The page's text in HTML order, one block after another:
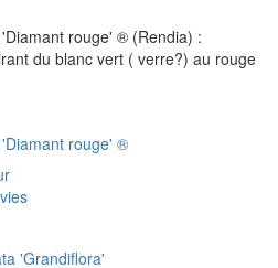
rouge' ® (Rendia) :
du blanc vert ( verre?) au rouge
rouge' ®